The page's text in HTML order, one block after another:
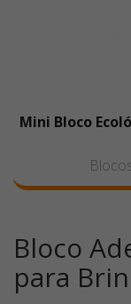
Mini Bloco
Bloco
para